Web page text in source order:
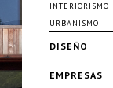
INTERIORISMO
URBANISMO
DISEÑO
EMPRESAS